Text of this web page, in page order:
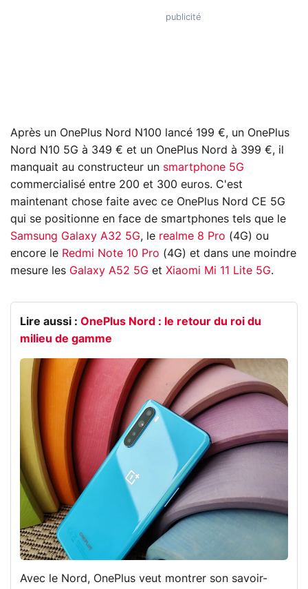
Après un OnePlus Nord N100 lancé 199 €, un OnePlus
Nord N10 5G à 349 € et un OnePlus Nord à 399 €, il
manquait au constructeur un smartphone 5G
commercialisé entre 200 et 300 euros. C'est
maintenant chose faite avec ce OnePlus Nord CE 5G
qui se positionne en face de smartphones tels que le
Samsung Galaxy A32 5G, le realme 8 Pro (4G) ou
encore le Redmi Note 10 Pro (4G) et dans une moindre
mesure les Galaxy A52 5G et Xiaomi Mi 11 Lite 5G.
Lire aussi :OnePlus Nord : le retour du roi du
milieu de gamme
Avec le Nord, OnePlus veut montrer son savoir-